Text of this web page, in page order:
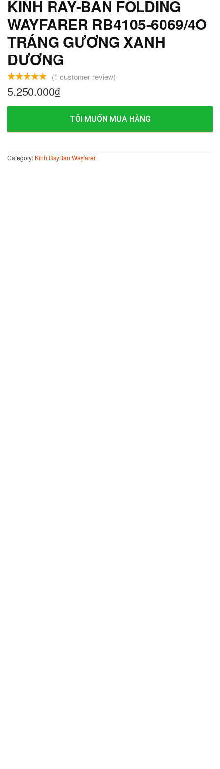
KÍNH RAY-BAN FOLDING
WAYFARER RB4105-6069/4O
TRÁNG GƯƠNG XANH
DƯƠNG
(1 customer review)
5.250.000₫
TÔI MUỐN MUA HÀNG
Category: Kính RayBan Wayfarer